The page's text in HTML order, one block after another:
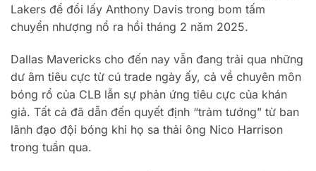
Lakers để đổi lấy Anthony Davis trong bom tấm
chuyển nhượng nổ ra hồi tháng 2 năm 2025.
Dallas Mavericks cho đến nay vẫn đang trải qua những
dư âm tiêu cực từ cú trade ngày ấy, cả về chuyên môn
bóng rổ của CLB lẫn sự phản ứng tiêu cực của khán
giả. Tất cả đã dẫn đến quyết định “trảm tướng” từ ban
lãnh đạo đội bóng khi họ sa thải ông Nico Harrison
trong tuần qua.